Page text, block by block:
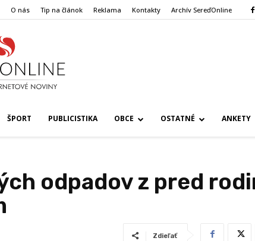
O nás Tip na článok Reklama Kontakty Archív SereďOnline
ŠPORT PUBLICISTIKA OBCE OSTATNÉ ANKETY
odpadov z pred
Zdieľať